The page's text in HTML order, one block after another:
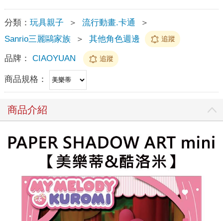
分類： 玩具親子 ＞ 流行動畫.卡通
＞
Sanrio三麗鷗家族
＞ 其他角色週邊 追蹤
品牌： CIAOYUAN 追蹤
商品規格：
商品介紹